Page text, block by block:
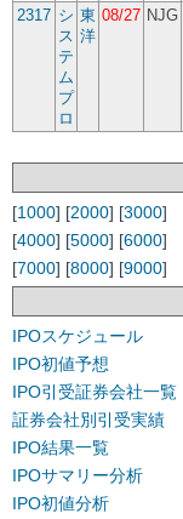
2317 シ
ス
テ
ム
プ
ロ
東
洋
08/27 NJG
[1000] [2000] [3000]
[4000] [5000] [6000]
[7000] [8000] [9000]
IPOスケジュール
IPO初値予想
IPO引受証券会社一覧
証券会社別引受実績
IPO結果一覧
IPOサマリー分析
IPO初値分析